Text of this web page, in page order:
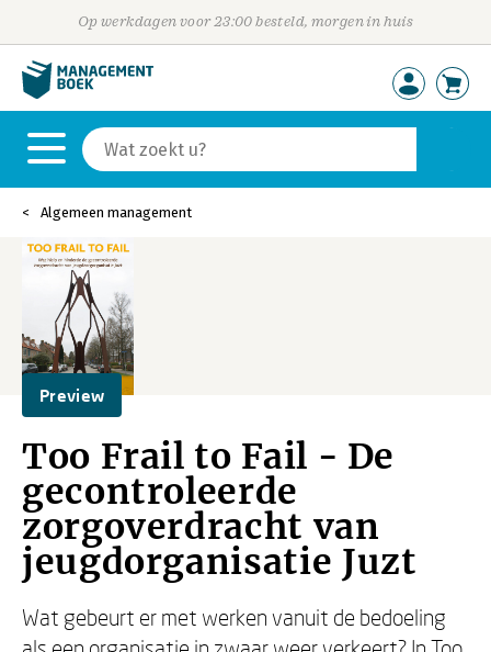
Op werkdagen voor 23:00 besteld, morgen in huis
Algemeen management
Preview
Too Frail to Fail - De
gecontroleerde
zorgoverdracht van
jeugdorganisatie Juzt
Wat gebeurt er met werken vanuit de bedoeling